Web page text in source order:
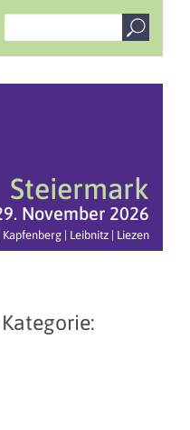
Steiermark
November 2026
Kapfenberg | Leibnitz | Liezen
Kategorie: